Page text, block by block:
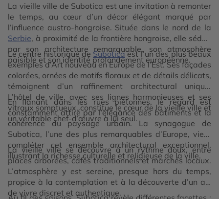
La vieille ville de Subotica est une invitation à remonter
le temps, au cœur d’un décor élégant marqué par
l’influence austro-hongroise. Située dans le nord de la
Serbie, à proximité de la frontière hongroise, elle séduit
par son architecture remarquable, son atmosphère
paisible et son identité profondément européenne.
Le centre historique de Suboticaest l’un des plus beaux
exemples d’Art nouveau en Europe de l’Est. Ses façades
colorées, ornées de motifs floraux et de détails délicats,
témoignent d’un raffinement architectural unique.
L’hôtel de ville, avec ses lignes harmonieuses et ses
vitraux somptueux, constitue le cœur de la vieille ville et
un véritable chef-d’œuvre à lui seul.
En flânant dans les rues piétonnes, le regard est
constamment attiré par l’élégance des bâtiments et la
cohérence du paysage urbain. La synagogue de
Subotica, l’une des plus remarquables d’Europe, vient
compléter cet ensemble architectural exceptionnel,
illustrant la richesse culturelle et religieuse de la ville.
La vieille ville se découvre à un rythme doux, entre
places arborées, cafés traditionnels et marchés locaux.
L’atmosphère y est sereine, presque hors du temps,
propice à la contemplation et à la découverte d’un art
de vivre discret et authentique.